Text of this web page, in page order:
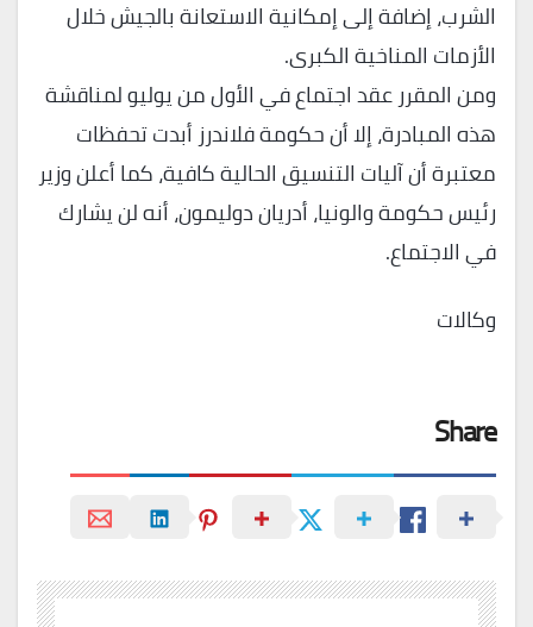
الشرب، إضافة إلى إمكانية الاستعانة بالجيش خلال
الأزمات المناخية الكبرى.
ومن المقرر عقد اجتماع في الأول من يوليو لمناقشة
هذه المبادرة، إلا أن حكومة فلاندرز أبدت تحفظات
معتبرة أن آليات التنسيق الحالية كافية، كما أعلن وزير
رئيس حكومة والونيا، أدريان دوليمون، أنه لن يشارك
في الاجتماع.
وكالات
Share